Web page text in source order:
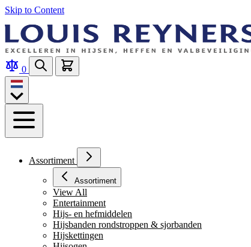
Skip to Content
0
Assortiment
Assortiment
View All
Entertainment
Hijs- en hefmiddelen
Hijsbanden rondstroppen & sjorbanden
Hijskettingen